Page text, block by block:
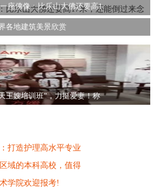
座佛像：比乐山大佛还要高1
各地建筑美景欣赏
王嫂培训班”，力挺爱妻！称
打造护理高水平专业
域的本科高校，值得
学院欢迎报考!